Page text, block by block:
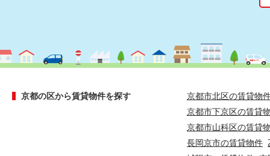
京都の区から賃貸物件を探す
京都市北区の賃貸物
京都市下京区の賃貸
京都市山科区の賃貸
長岡京市の賃貸物件